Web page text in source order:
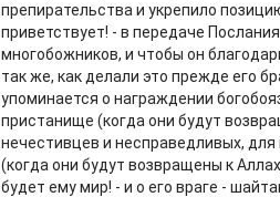
препирательства и укрепило
приветствует! - в передаче
многобожников, и чтобы он
так же, как делали это прежде его
упоминается о награждении
пристанище (когда они будут
нечестивцев и несправедливых,
(когда они будут возвращены к
будет ему мир! - и о его враге -